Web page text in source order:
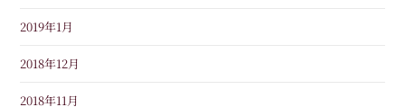
2019年1月
2018年12月
2018年11月